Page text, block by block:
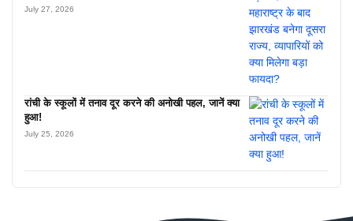
July 27, 2026
रांची के स्कूलों में तनाव दूर करने की अनोखी पहल, जानें क्या
हुआ!
July 25, 2026